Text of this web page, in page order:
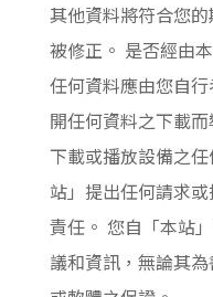
其他資料將符合您
被修正。 是否經由
任何資料應由您自
開任何資料之下載
下載或播放設備之
站」提出任何請求
責任。 您自「本站
議和資訊，無論其